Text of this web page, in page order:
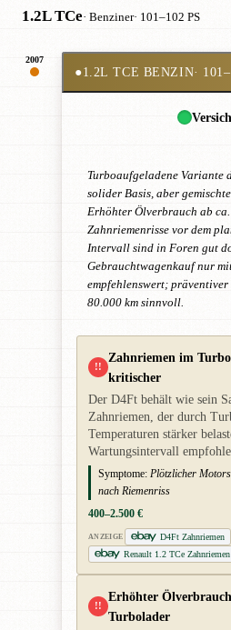
1.2L TCe· Benziner· 101–102 PS
2007
●1.2L TCE BENZIN·
Turboaufgeladene Variante
solider Basis, aber
Erhöhter Ölverbrauch ab
Zahnriemenrisse vor dem
Intervall sind in Foren gut
Gebrauchtwagenkauf nur
empfehlenswert;
80.000 km sinnvoll.
!!
Zahnriemen im
kritischer
Der D4Ft behält wie sein
Zahnriemen, der durch
Temperaturen stärker
Wartungsintervall
Symptome: Plötzlicher
nach Riemenriss
400–2.500 €
ANZEIGE
D4Ft Zahnriemen
Renault 1.2 TCe Zahnriemen
!!
Erhöhter
Turbolader